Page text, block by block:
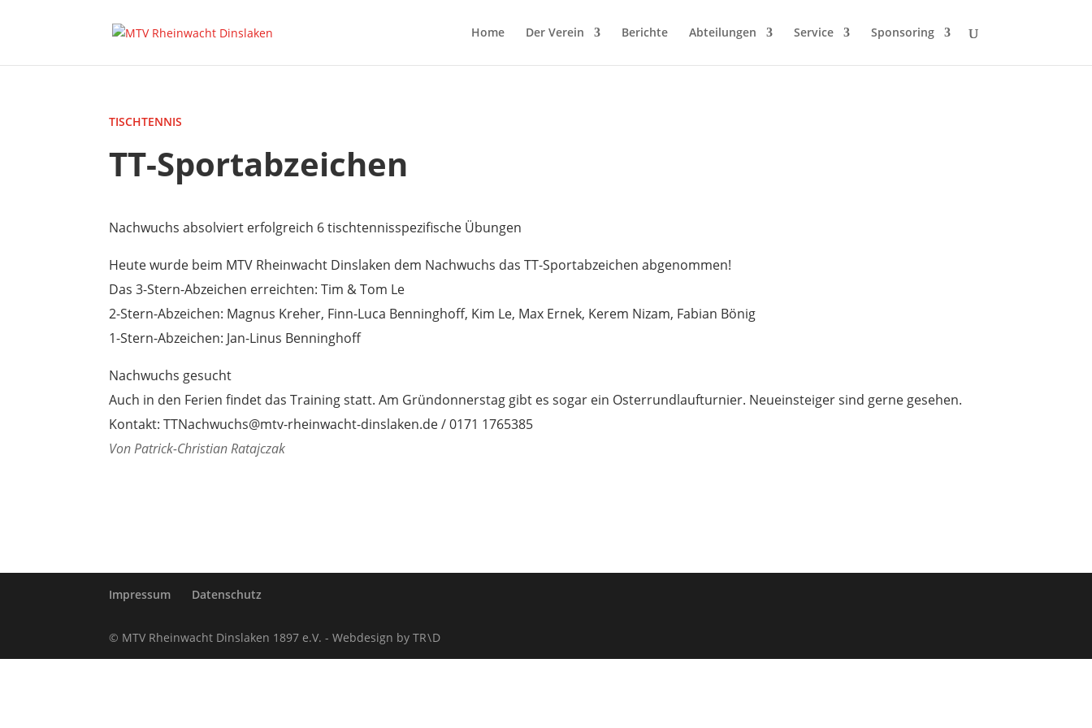
Home Der Verein Berichte Abteilungen Service Sponsoring
TISCHTENNIS
TT-Sportabzeichen
Nachwuchs absolviert erfolgreich 6 tischtennisspezifische Übungen
Heute wurde beim MTV Rheinwacht Dinslaken dem Nachwuchs das TT-Sportabzeichen abgenommen!
Das 3-Stern-Abzeichen erreichten: Tim & Tom Le
2-Stern-Abzeichen: Magnus Kreher, Finn-Luca Benninghoff, Kim Le, Max Ernek, Kerem Nizam, Fabian Bönig
1-Stern-Abzeichen: Jan-Linus Benninghoff
Nachwuchs gesucht
Auch in den Ferien findet das Training statt. Am Gründonnerstag gibt es sogar ein Osterrundlaufturnier. Neueinsteiger sind gerne gesehen.
Kontakt: TTNachwuchs@mtv-rheinwacht-dinslaken.de / 0171 1765385
Von Patrick-Christian Ratajczak
Impressum Datenschutz
© MTV Rheinwacht Dinslaken 1897 e.V. - Webdesign by TR \ D